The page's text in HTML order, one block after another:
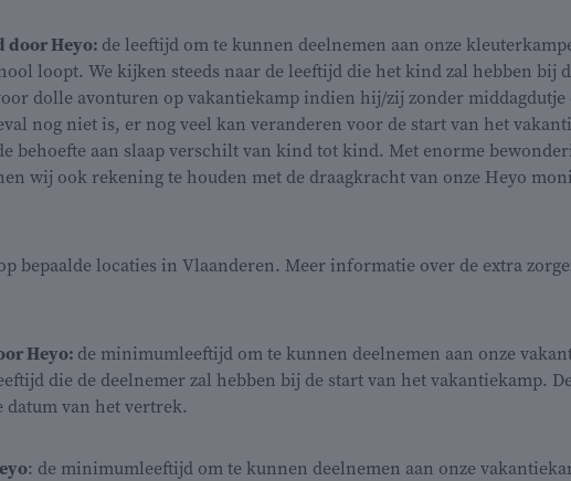
door Heyo: de leeftijd om te kunnen deelnemen aan onze
loopt. We kijken steeds naar de leeftijd die het kind zal hebben bij
dolle avonturen op vakantiekamp indien hij/zij zonder
nog niet is, er nog veel kan veranderen voor de start van het
behoefte aan slaap verschilt van kind tot kind. Met enorme
wij ook rekening te houden met de draagkracht van onze Heyo
bepaalde locaties in Vlaanderen. Meer informatie over de extra
Heyo: de minimumleeftijd om te kunnen deelnemen aan onze
die de deelnemer zal hebben bij de start van het vakantiekamp. De
van het vertrek.
: de minimumleeftijd om te kunnen deelnemen aan onze